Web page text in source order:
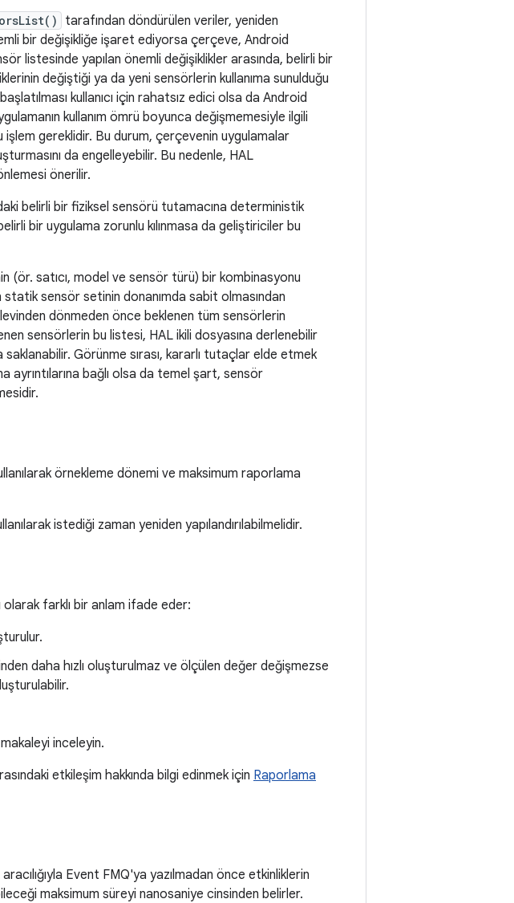
tarafından döndürülen veriler, yeniden
bir değişikliğe işaret ediyorsa çerçeve, Android
listesinde yapılan önemli değişiklikler arasında, belirli bir
değiştiği ya da yeni sensörlerin kullanıma sunulduğu
kullanıcı için rahatsız edici olsa da Android
kullanım ömrü boyunca değişmemesiyle ilgili
işlem gereklidir. Bu durum, çerçevenin uygulamalar
da engelleyebilir. Bu nedenle, HAL
önerilir.
belirli bir fiziksel sensörü tutamacına deterministik
bir uygulama zorunlu kılınmasa da geliştiriciler bu
(ör. satıcı, model ve sensör türü) bir kombinasyonu
statik sensör setinin donanımda sabit olmasından
dönmeden önce beklenen tüm sensörlerin
sensörlerin bu listesi, HAL ikili dosyasına derlenebilir
Görünme sırası, kararlı tutaçlar elde etmek
ayrıntılarına bağlı olsa da temel şart, sensör
örnekleme dönemi ve maksimum raporlama
istediği zaman yeniden yapılandırılabilmelidir.
olarak farklı bir anlam ifade eder:
daha hızlı oluşturulmaz ve ölçülen değer değişmezse
makaleyi inceleyin.
etkileşim hakkında bilgi edinmek için Raporlama
Event FMQ'ya yazılmadan önce etkinliklerin
maksimum süreyi nanosaniye cinsinden belirler.